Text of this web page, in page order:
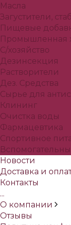
Масла
Загустители,
Пищевые
Промышленная
С/хозяйство
Дезинсекция
Растворители
Дез. Средства
Сырье для
Клининг
Очистка воды
Фармацевтика
Спортивное
Новости
Доставка и
Контакты
...
О компании
Отзывы